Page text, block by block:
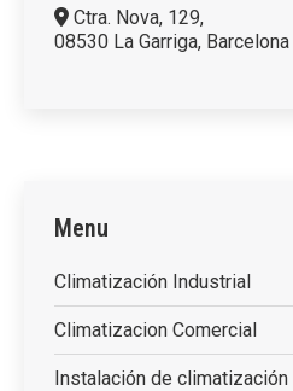
Ctra. Nova, 129,
08530 La Garriga, Barcelona
Menu
Climatización Industrial
Climatizacion Comercial
Instalación de climatización